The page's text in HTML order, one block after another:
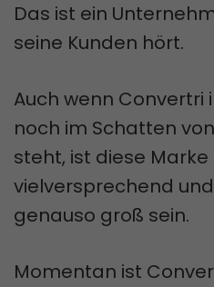
Das ist ein
seine Kunden hört.
Auch wenn Convertri
noch im Schatten von
steht, ist diese Marke
vielversprechend
genauso groß sein.
Momentan ist